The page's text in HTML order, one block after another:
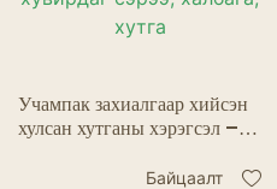
Учампак захиалгаар хийсэн
хулсан хутганы хэрэгсэл –
модульчлагдсан болон
Байцаалт